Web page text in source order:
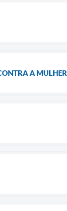
A MULHER